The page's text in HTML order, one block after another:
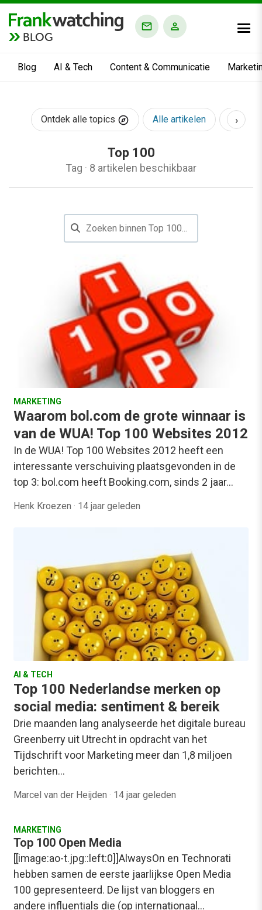
BLOG
Blog AI & Tech Content & Communicatie
Ontdek alle topics Alle artikelen AI &
›
Top 100
Tag · 8 artikelen beschikbaar
MARKETING
Waarom bol.com de grote winnaar is
van de WUA! Top 100 Websites 2012
In de WUA! Top 100 Websites 2012 heeft een
interessante verschuiving plaatsgevonden in de
top 3: bol.com heeft Booking.com, sinds 2 jaar…
Henk Kroezen · 14 jaar geleden
AI & TECH
Top 100 Nederlandse merken op
social media: sentiment & bereik
Drie maanden lang analyseerde het digitale bureau
Greenberry uit Utrecht in opdracht van het
Tijdschrift voor Marketing meer dan 1,8 miljoen
berichten…
Marcel van der Heijden · 14 jaar geleden
MARKETING
Top 100 Open Media
[[image:ao-t.jpg::left:0]]AlwaysOn en Technorati
hebben samen de eerste jaarlijkse Open Media
100 gepresenteerd. De lijst van bloggers en
andere influentials die (op internationaal…